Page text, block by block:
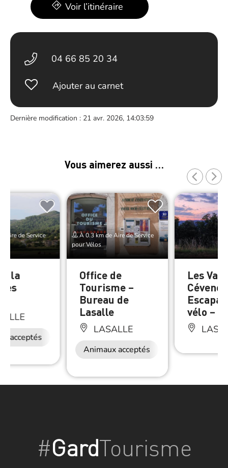
Voir l’itinéraire
04 66 85 20 34
Ajouter au carnet
Dernière modification : 21 avr. 2026, 14:03:59
Vous aimerez aussi …
Aire de Service
la
acceptés
À 0.3 km de Aire de Service
pour Vélos
Office de
Tourisme –
Bureau de
Lasalle
LASALLE
Animaux acceptés
Les
vélo – 3
#GardTourisme